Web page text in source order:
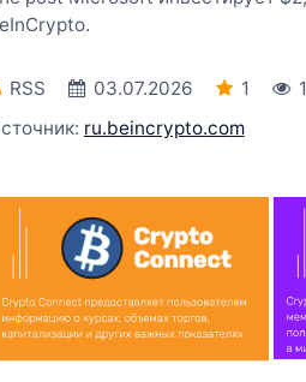
RSS 03.07.2026 1
ru.beincrypto.com